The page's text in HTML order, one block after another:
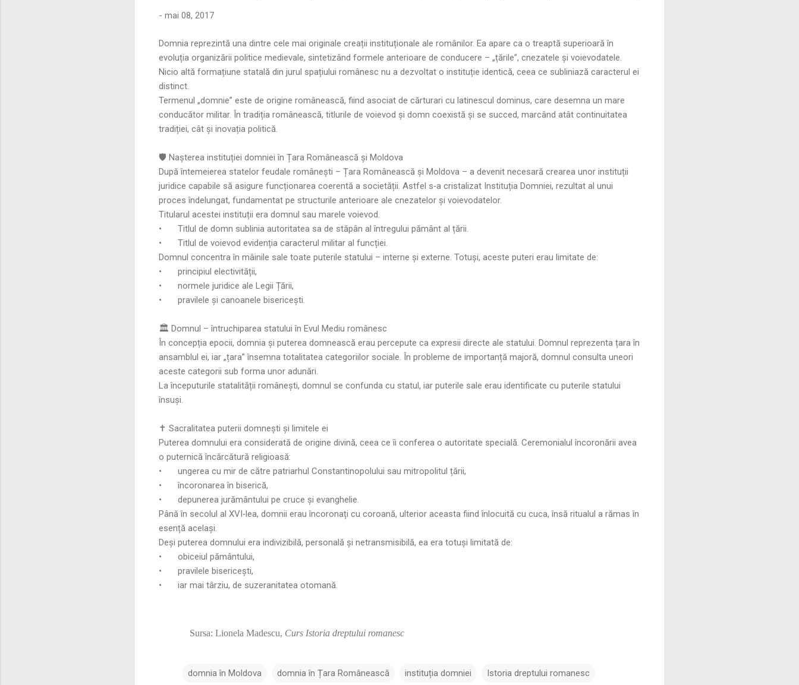
- mai 08, 2017
Domnia reprezintă una dintre cele mai originale creații instituționale ale românilor. Ea apare ca o treaptă superioară în
evoluția organizării politice medievale, sintetizând formele anterioare de conducere – „țările”, cnezatele și voievodatele.
Nicio altă formațiune statală din jurul spațiului românesc nu a dezvoltat o instituție identică, ceea ce subliniază caracterul ei
distinct.
Termenul „domnie” este de origine românească, fiind asociat de cărturari cu latinescul dominus, care desemna un mare
conducător militar. În tradiția românească, titlurile de voievod și domn coexistă și se succed, marcând atât continuitatea
tradiției, cât și inovația politică.
🛡️ Nașterea instituției domniei în Țara Românească și Moldova
După întemeierea statelor feudale românești – Țara Românească și Moldova – a devenit necesară crearea unor instituții
juridice capabile să asigure funcționarea coerentă a societății. Astfel s‑a cristalizat Instituția Domniei, rezultat al unui
proces îndelungat, fundamentat pe structurile anterioare ale cnezatelor și voievodatelor.
Titularul acestei instituții era domnul sau marele voievod.
•
Titlul de domn sublinia autoritatea sa de stăpân al întregului pământ al țării.
•
Titlul de voievod evidenția caracterul militar al funcției.
Domnul concentra în mâinile sale toate puterile statului – interne și externe. Totuși, aceste puteri erau limitate de:
•
principiul electivității,
•
normele juridice ale Legii Țării,
•
pravilele și canoanele bisericești.
🏛️ Domnul – întruchiparea statului în Evul Mediu românesc
În concepția epocii, domnia și puterea domnească erau percepute ca expresii directe ale statului. Domnul reprezenta țara în
ansamblul ei, iar „țara” însemna totalitatea categoriilor sociale. În probleme de importanță majoră, domnul consulta uneori
aceste categorii sub forma unor adunări.
La începuturile statalității românești, domnul se confunda cu statul, iar puterile sale erau identificate cu puterile statului
însuși.
✝️ Sacralitatea puterii domnești și limitele ei
Puterea domnului era considerată de origine divină, ceea ce îi conferea o autoritate specială. Ceremonialul încoronării avea
o puternică încărcătură religioasă:
•
ungerea cu mir de către patriarhul Constantinopolului sau mitropolitul țării,
•
încoronarea în biserică,
•
depunerea jurământului pe cruce și evanghelie.
Până în secolul al XVI‑lea, domnii erau încoronați cu coroană, ulterior aceasta fiind înlocuită cu cuca, însă ritualul a rămas în
esență același.
Deși puterea domnului era indivizibilă, personală și netransmisibilă, ea era totuși limitată de:
•
obiceiul pământului,
•
pravilele bisericești,
•
iar mai târziu, de suzeranitatea otomană.
Sursa: Lionela Madescu, Curs Istoria dreptului romanesc
domnia în Moldova domnia în Țara Românească instituția domniei Istoria dreptului romanesc